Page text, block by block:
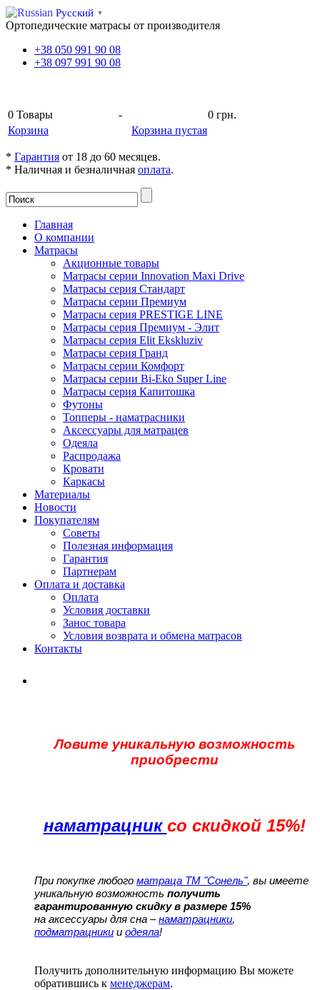
Русский ▼
Ортопедические матрасы от производителя
+38 050 991 90 08
+38 097 991 90 08
0 Товары -
0 грн.
Корзина
Корзина пустая
* Гарантия от 18 до 60 месяцев.
* Наличная и безналичная оплата.
Главная
О компании
Матрасы
Акционные товары
Матрасы серии Innovation Maxi Drive
Матрасы серия Стандарт
Матрасы серии Премиум
Матрасы серия PRESTIGE LINE
Матрасы серия Премиум - Элит
Матрасы серия Elit Ekskluziv
Матрасы серия Гранд
Матрасы серии Комфорт
Матрасы серии Bi-Eko Super Line
Матрасы серия Капитошка
Футоны
Топперы - наматрасники
Аксессуары для матрацев
Одеяла
Распродажа
Кровати
Каркасы
Материалы
Новости
Покупателям
Советы
Полезная информация
Гарантия
Партнерам
Оплата и доставка
Оплата
Условия доставки
Занос товара
Условия возврата и обмена матрасов
Контакты
Ловите уникальную возможность
приобрести
наматрацник со скидкой 15%!
При покупке любого матраца ТМ "Сонель", вы имеете
уникальную возможность получить
гарантированную скидку в размере 15%
на аксессуары для сна –наматрацники,
подматрацники и одеяла!
Получить дополнительную информацию Вы можете
обратившись к менеджерам.